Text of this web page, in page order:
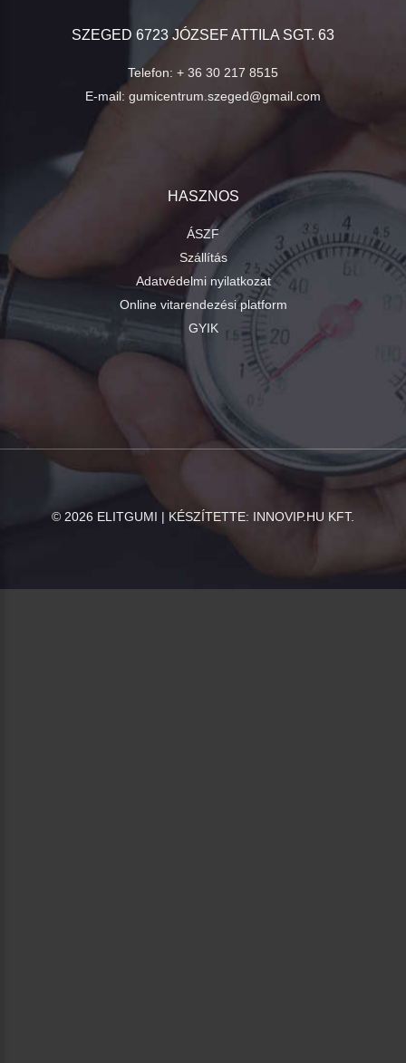
SZEGED 6723 JÓZSEF ATTILA SGT. 63
Telefon: + 36 30 217 8515
E-mail: gumicentrum.szeged@gmail.com
HASZNOS
ÁSZF
Szállítás
Adatvédelmi nyilatkozat
Online vitarendezési platform
GYIK
© 2026 ELITGUMI | KÉSZÍTETTE: INNOVIP.HU KFT.